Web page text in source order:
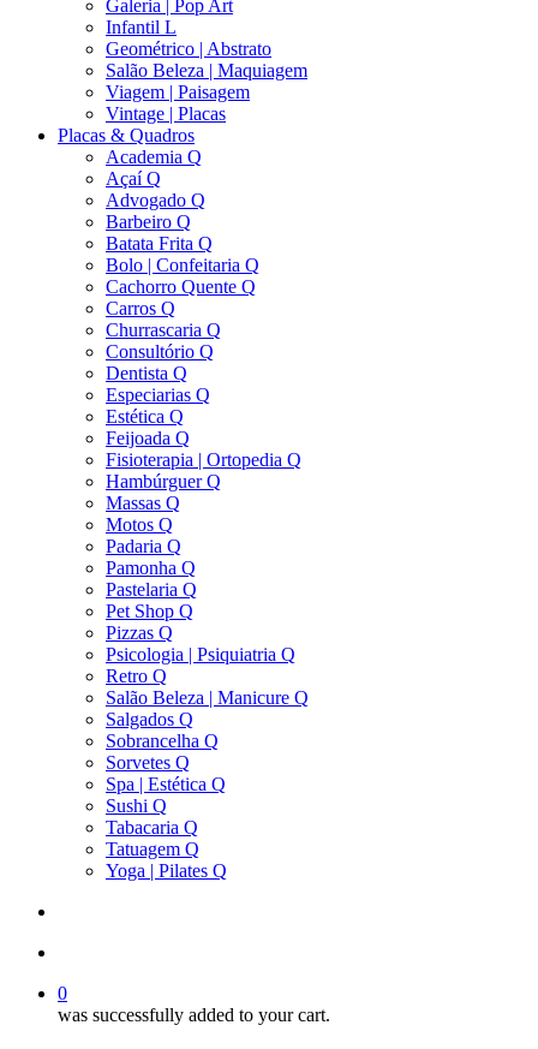
Galeria | Pop Art
Infantil L
Geométrico | Abstrato
Salão Beleza | Maquiagem
Viagem | Paisagem
Vintage | Placas
Placas & Quadros
Academia Q
Açaí Q
Advogado Q
Barbeiro Q
Batata Frita Q
Bolo | Confeitaria Q
Cachorro Quente Q
Carros Q
Churrascaria Q
Consultório Q
Dentista Q
Especiarias Q
Estética Q
Feijoada Q
Fisioterapia | Ortopedia Q
Hambúrguer Q
Massas Q
Motos Q
Padaria Q
Pamonha Q
Pastelaria Q
Pet Shop Q
Pizzas Q
Psicologia | Psiquiatria Q
Retro Q
Salão Beleza | Manicure Q
Salgados Q
Sobrancelha Q
Sorvetes Q
Spa | Estética Q
Sushi Q
Tabacaria Q
Tatuagem Q
Yoga | Pilates Q
0
was successfully added to your cart.